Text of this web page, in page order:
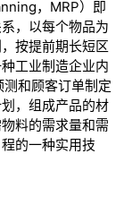
，MRP）即
，以每个物品为
按提前期长短区
工业制造企业内
和顾客订单制定
，组成产品的材
料的需求量和需
的一种实用技